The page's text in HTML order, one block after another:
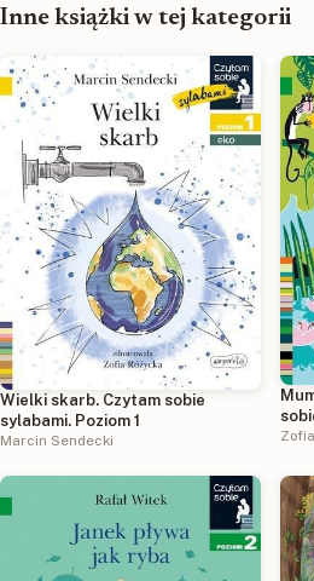
Inne książki w tej kategorii
Wielki skarb. Czytam sobie
sylabami. Poziom 1
Marcin Sendecki